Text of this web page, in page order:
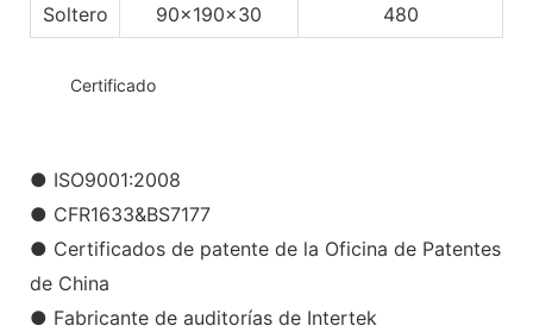
Soltero 90x190x30 480
Certificado
● ISO9001:2008
● CFR1633&BS7177
● Certificados de patente de la Oficina de Patentes
de China
● Fabricante de auditorías de Intertek